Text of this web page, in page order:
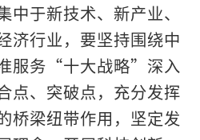
中于新技术、新产业、
济行业，要坚持围绕中
服务“十大战略”深入
点、突破点，充分发挥
桥梁纽带作用，坚定发